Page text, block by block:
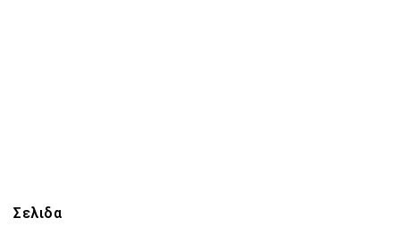
Σελιδα